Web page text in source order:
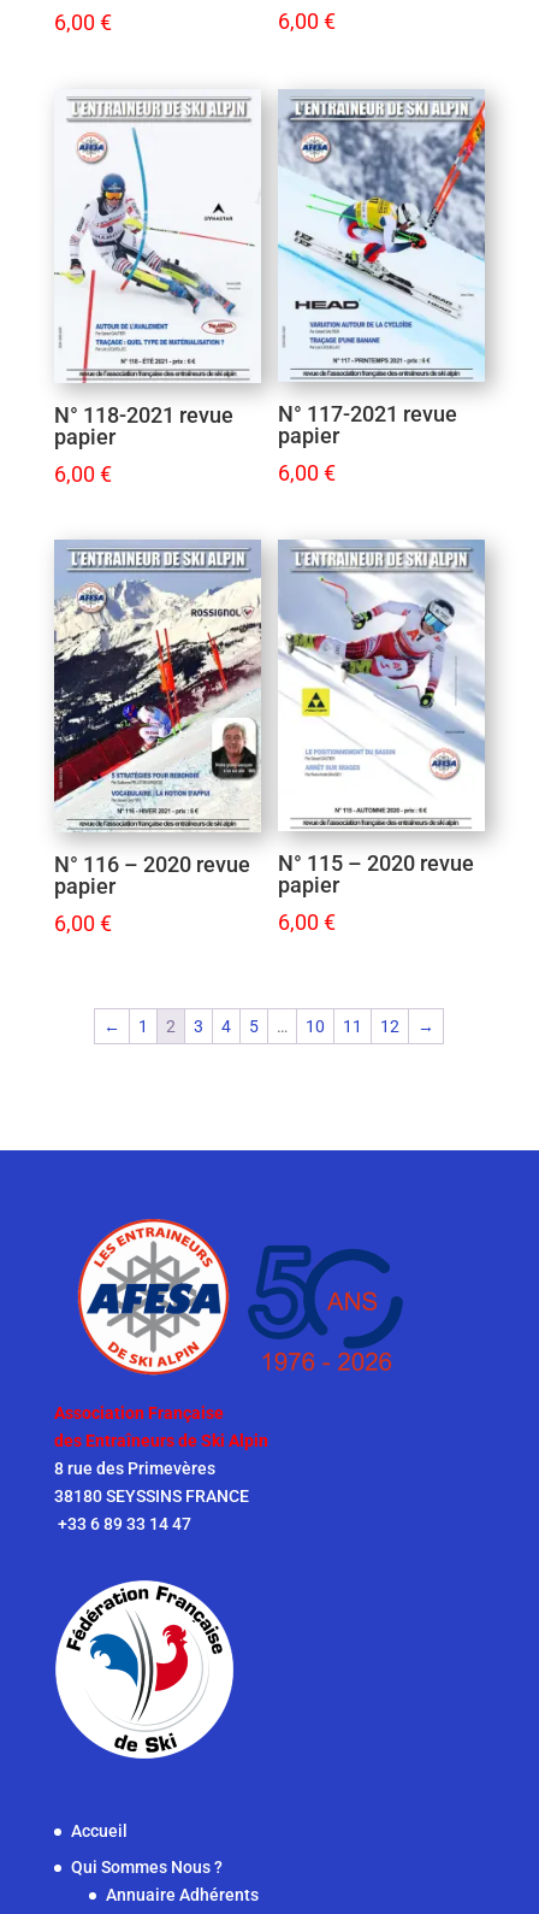
6,00€ 6,00€
N° 118-2021 revue
papier
6,00€
N° 117-2021 revue
papier
6,00€
N° 116 – 2020 revue
papier
6,00€
N° 115 – 2020 revue
papier
6,00€
← 1 2 3 4 5 … 10 11 12 →
Association Française
des Entraîneurs de Ski Alpin
8 rue des Primevères
38180 SEYSSINS FRANCE
+33 6 89 33 14 47
Accueil
Qui Sommes Nous ?
Annuaire Adhérents